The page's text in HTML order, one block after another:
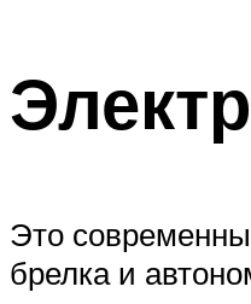
Это
брелка и